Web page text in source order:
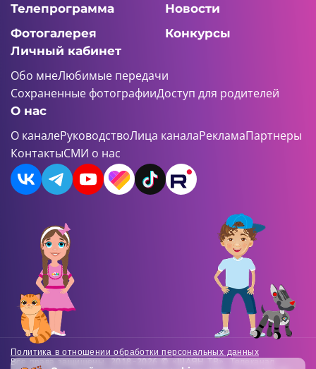
Телепрограмма
Новости
Фотогалерея
Конкурсы
Личный кабинет
Обо мнеЛюбимые передачи
Сохраненные фотографииДоступ для родителей
О нас
О каналеРуководствоЛица каналаРекламаПартнеры
КонтактыСМИ о нас
Политика в отношении обработки персональных данных
Все права защищены. 2018-2026 © «ШАЯН ТВ». Телеканал